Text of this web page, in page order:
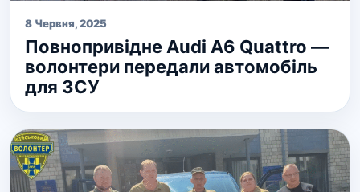
8 Червня, 2025
Повнопривідне Audi A6 Quattro —
волонтери передали автомобіль
для ЗСУ